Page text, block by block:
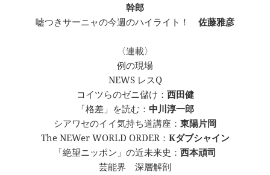
幹郎
嘘つきサーニャの今週のハイライト！ 佐藤雅彦
〈連載〉
例の現場
NEWS レスQ
コイツらのゼニ儲け： 西田健
「格差」を読む： 中川淳一郎
シアワセのイイ気持ち道講座： 東陽片岡
The NEWer WORLD ORDER： Kダブシャイン
「絶望ニッポン」の近未来史： 西本頑司
芸能界 深層解剖